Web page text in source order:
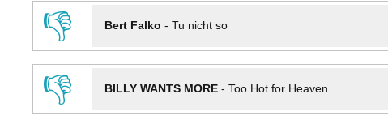
👎
Bert Falko - Tu nicht so
👎
BILLY WANTS MORE- Too Hot for Heaven